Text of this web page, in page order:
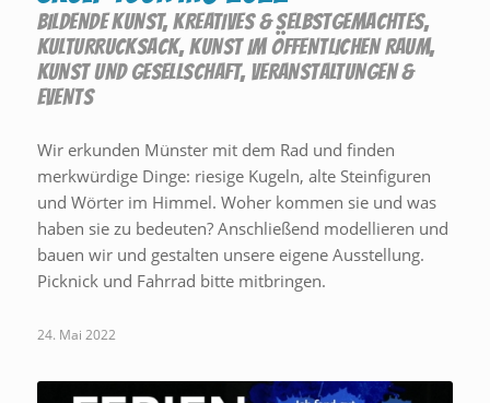
BILDENDE KUNST,KREATIVES & SELBSTGEMACHTES,
KULTURRUCKSACK,KUNST IM ÖFFENTLICHEN RAUM,
KUNST UND GESELLSCHAFT, VERANSTALTUNGEN &
EVENTS
Wir erkunden Münster mit dem Rad und finden
merkwürdige Dinge: riesige Kugeln, alte Steinfiguren
und Wörter im Himmel. Woher kommen sie und was
haben sie zu bedeuten? Anschließend modellieren und
bauen wir und gestalten unsere eigene Ausstellung.
Picknick und Fahrrad bitte mitbringen.
24. Mai 2022